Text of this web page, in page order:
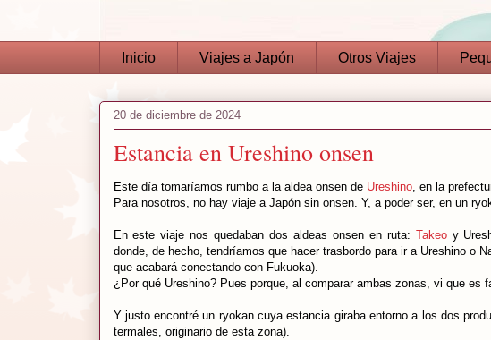
Inicio Viajes a Japón Otros Viajes
20 de diciembre de 2024
Estancia en Ureshino onsen
Este día tomaríamos rumbo a la aldea onsen de Ureshino, en la
Para nosotros, no hay viaje a Japón sin onsen. Y, a poder ser, en un
En este viaje nos quedaban dos aldeas onsen en ruta: Takeoy
donde, de hecho, tendríamos que hacer trasbordo para ir a Ureshino o
que acabará conectando con Fukuoka).
¿Por qué Ureshino? Pues porque, al comparar ambas zonas, vi que es
Y justo encontré un ryokan cuya estancia giraba entorno a los dos
termales, originario de esta zona).